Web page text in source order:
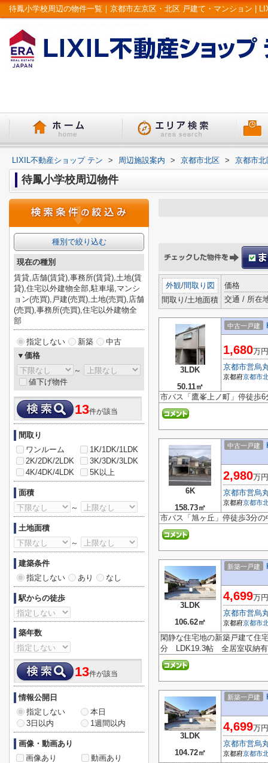
待鳳小学校周辺の物件一覧｜京都市左京区・北区 戸建て・マンション |
LIXIL不動産ショップ テン > 周辺施設案内 > 京都市北区 > 京都市
待鳳小学校周辺物件
外観/間取り図
間取り/土地面積
価格
交通 / 所在
3LDK
50.11㎡
中古一戸建
1,680万円
京都市営烏
京都府京都市
市バス「鷹峯上ノ町」停徒歩
6K
158.73㎡
中古一戸建
2,980万円
京都市営烏
京都府京都市
市バス「旭ヶ丘」停徒歩3分
3LDK
106.62㎡
新築一戸建
4,699万円
京都市営烏
京都府京都市
閑静な住宅地の新築戸建て
分 LDK19.3帖 全居室収納
3LDK
104.72㎡
新築一戸建
4,699万円
京都市営烏
京都府京都市
種別で絞り込む
現在の種別
賃貸,店舗(賃貸),事務所(賃貸),土地(賃
貸),住宅以外建物全部,駐車場,マンシ
ョン(売買),戸建(売買),土地(売買),店舗
(売買),事務所(売買),住宅以外建物全
部
指定しない 新築
中古
▼価格
～
値下げ物件
13件が該当
間取り
ワンルーム
1K/1DK/1LDK
2K/2DK/2LDK
3K/3DK/3LDK
4K/4DK/4LDK
5K以上
面積
～
土地面積
～
建築条件
指定しない
あり なし
駅からの徒歩
築年数
13件が該当
情報公開日
指定しない
本日
3日以内
1週間以内
画像・動画あり
画像あり
動画あり